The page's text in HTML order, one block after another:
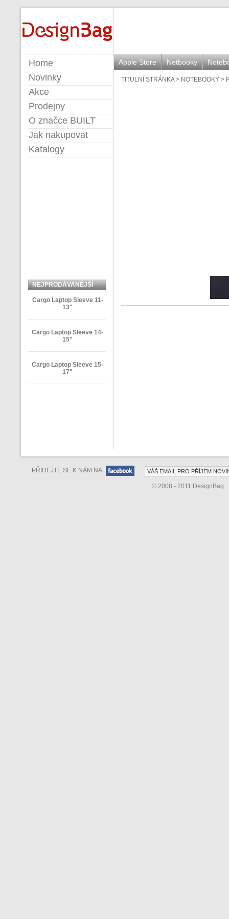
Apple Store Netbooky
TITULNÍ STRÁNKA> NOTEBOOKY >
Home
Novinky
Akce
Prodejny
O značce BUILT
Jak nakupovat
Katalogy
NEJPRODÁVANĚJŠÍ
Cargo Laptop Sleeve 11-
13"
Cargo Laptop Sleeve 14-
15"
Cargo Laptop Sleeve 15-
17"
PŘIDEJTE SE K NÁM NA
© 2008 - 2011 DesignBag
BUILT